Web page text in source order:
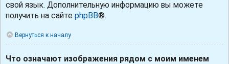
свой язык. Дополнительную информацию вы можете
получить на сайте phpBB®.
Вернуться к началу
Что означают изображения рядом с моим именем